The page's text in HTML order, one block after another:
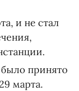
и не стал
принято
марта.